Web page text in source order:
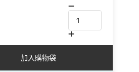
加入購物袋